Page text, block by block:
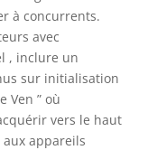
à concurrents.
avec
, inclure un
sur initialisation
Ven ” où
vers le haut
aux appareils